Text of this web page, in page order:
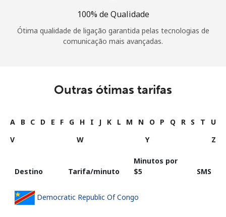
100% de Qualidade
Ótima qualidade de ligação garantida pelas tecnologias de
comunicação mais avançadas.
Outras ótimas tarifas
A B C D E F G H I J K L M N O P Q R S T
U
V
W Y Z
Destino Tarifa/minuto
Minutos por
⁦$5⁩
SMS
Democratic Republic Of Congo